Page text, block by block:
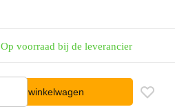
Op voorraad bij de leverancier
In winkelwagen